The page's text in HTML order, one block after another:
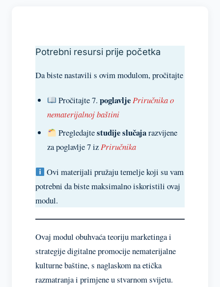
Potrebni resursi prije početka
Da biste nastavili s ovim modulom, pročitajte
Pročitajte 7.poglavljePriručnika o
nematerijalnoj baštini
Pregledajtestudijeslučajarazvijene
za poglavlje 7 izPriručnika
Ovi materijali pružaju temelje koji su vam
potrebni da biste maksimalno iskoristili ovaj
modul.
Ovaj modul obuhvaća teoriju marketinga i
strategije digitalne promocije nematerijalne
kulturne baštine, s naglaskom na etička
razmatranja i primjene u stvarnom svijetu.
GOSPODARSTVO I DRUŠTVO
6 lessons, 1 quiz
UPRAVLJANJE OČUVANJEM I ZAŠTITOM ICH-A
PRAKSE ODRŽIVOG TURIZMA: ULOGA
NEMATERIJALNE KULTURNE BAŠTINE I
6 lessons, 1 quiz
MARKETING I METODE PROMICANJA ICH-A
Preview
Lekcija 1. Koncepti
marketinške teorije za ICH
Preview